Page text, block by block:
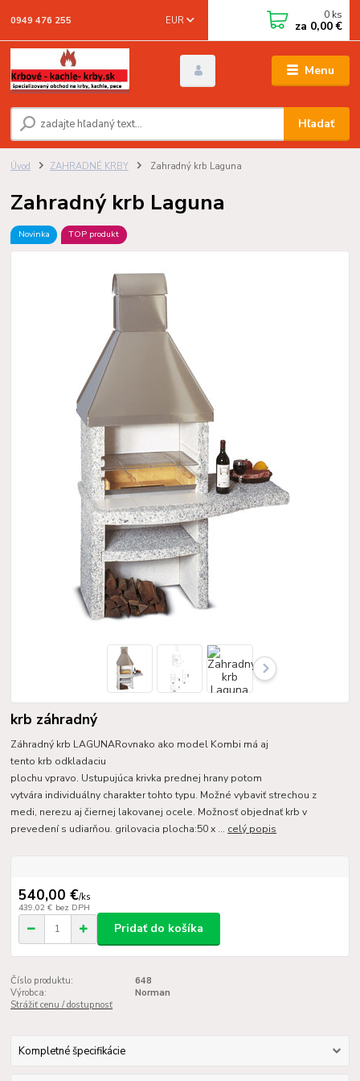
Menu
EUR
Hľadať
0949 476 255 0 ks
za 0,00 €
Úvod ZAHRADNÉ KRBY Zahradný krb Laguna
Zahradný krb Laguna
Novinka TOP produkt
krb záhradný
Záhradný krb LAGUNARovnako ako model Kombi má aj
tento krb odkladaciu
plochu vpravo. Ustupujúca krivka prednej hrany potom
vytvára individuálny charakter tohto typu. Možné vybaviť strechou z
medi, nerezu aj čiernej lakovanej ocele. Možnosť objednať krb v
prevedení s udiarňou. grilovacia plocha:50 x ... celý popis
540,00 €/ks
439,02 € bez DPH
Pridať do košíka
Číslo produktu:
648
Výrobca:
Norman
Strážiť cenu / dostupnosť
Kompletné špecifikácie